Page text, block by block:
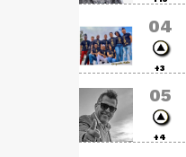
04
+3
05
+4